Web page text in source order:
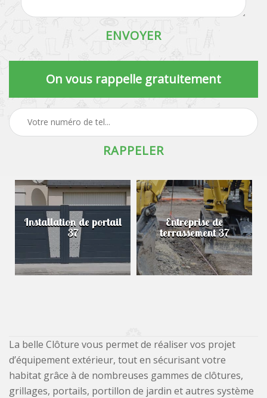
On vous rappelle gratuitement
Installation de portail
37
Entreprise de
terrassement 37
La belle Clôture vous permet de réaliser vos projet
d’équipement extérieur, tout en sécurisant votre
habitat grâce à de nombreuses gammes de clôtures,
grillages, portails, portillon de jardin et autres système